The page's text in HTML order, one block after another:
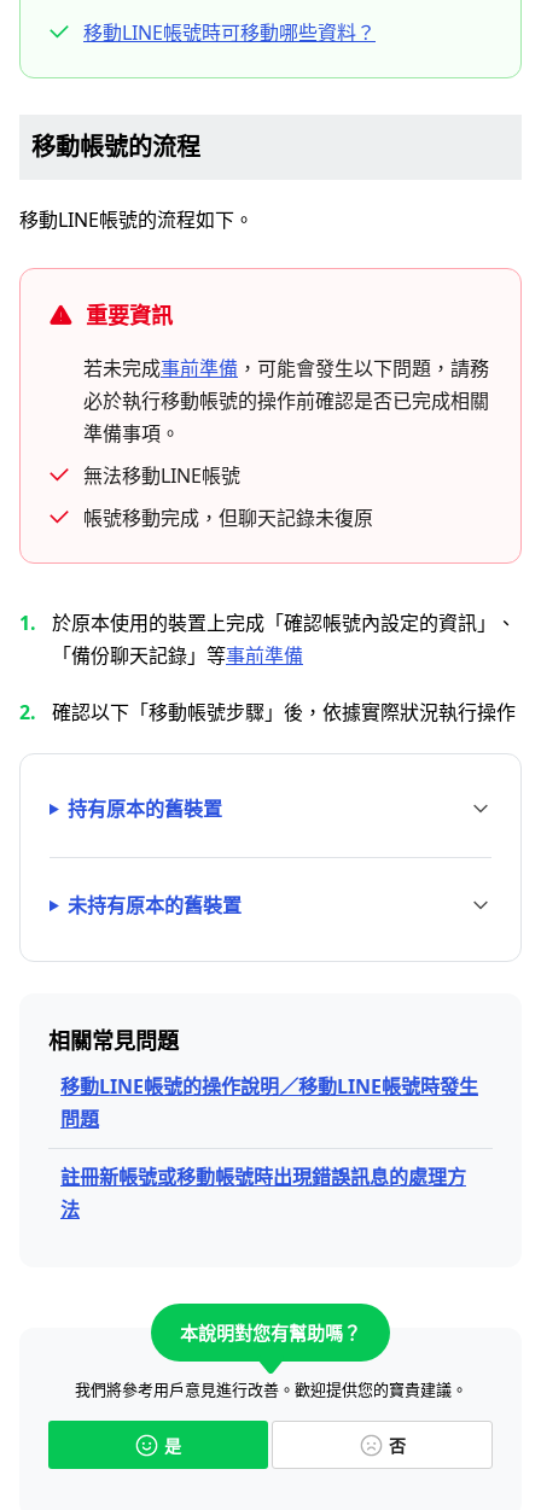
移動LINE帳號時可移動哪些資料？
移動帳號的流程
移動LINE帳號的流程如下。
重要資訊
若未完成事前準備 ，可能會發生以下問題，請務
必於執行移動帳號的操作前確認是否已完成相關
準備事項。
無法移動LINE帳號
帳號移動完成，但聊天記錄未復原
於原本使用的裝置上完成「確認帳號內設定的資訊」、
「備份聊天記錄」等事前準備
確認以下「移動帳號步驟」後，依據實際狀況執行操作
持有原本的舊裝置
未持有原本的舊裝置
相關常見問題
移動LINE帳號的操作說明／移動LINE帳號時發生
問題
註冊新帳號或移動帳號時出現錯誤訊息的處理方
法
本說明對您有幫助嗎？
我們將參考用戶意見進行改善。歡迎提供您的寶貴建議。
是 否